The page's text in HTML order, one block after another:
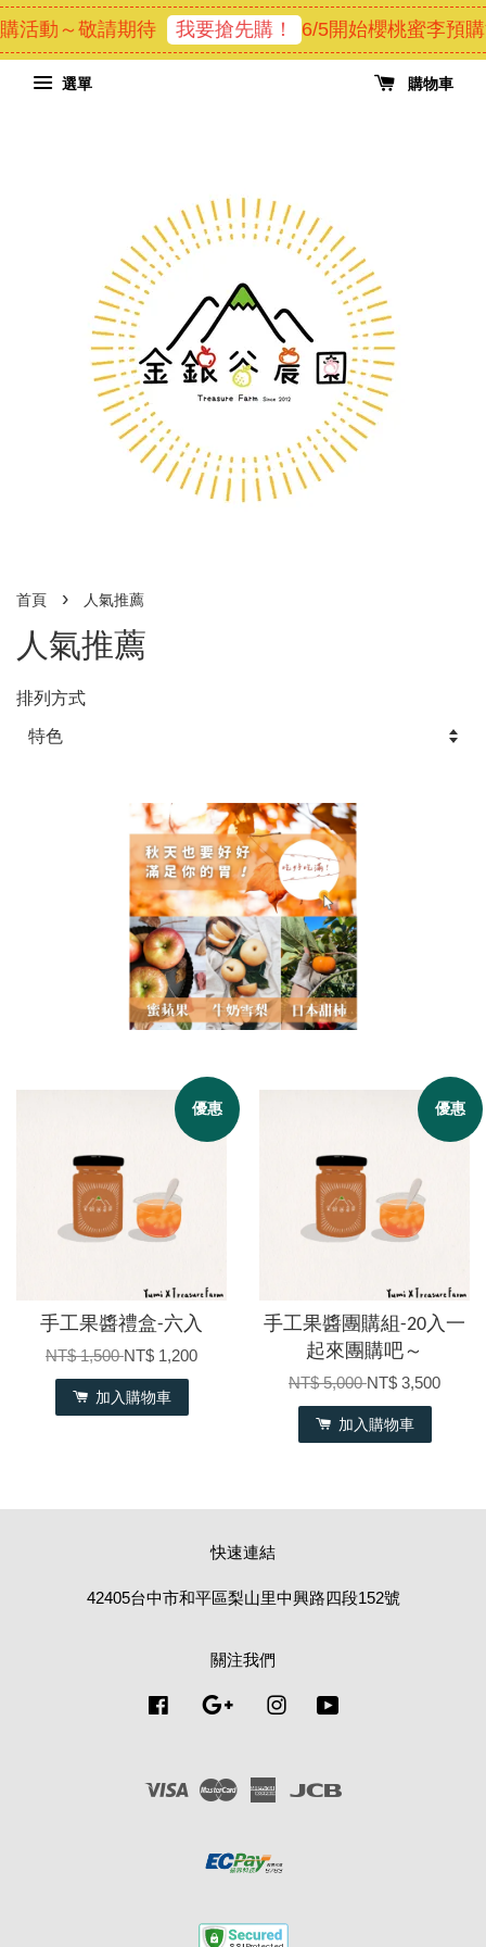
活動～敬請期待 我要搶先購！ 6/5開始櫻桃蜜李預
選單 購物車
首頁 › 人氣推薦
人氣推薦
排列方式
優惠
手工果醬禮盒-六入
NT$ 1,500NT$ 1,200
加入購物車
優惠
手工果醬團購組-20入一
起來團購吧～
NT$ 5,000NT$ 3,500
加入購物車
快速連結
42405台中市和平區梨山里中興路四段152號
關注我們
Facebook Google Instagram
Visa Master American